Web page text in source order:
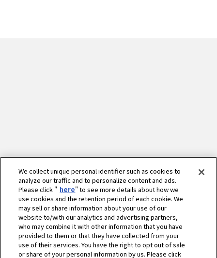
We collect unique personal identifier such as cookies to
analyze our traffic and to personalize content and ads.
Please click " here" to see more details about how we
use cookies and the retention period of each cookie. We
may sell or share information about your use of our
website to/with our analytics and advertising partners,
who may combine it with other information that you have
provided to them or that they have collected from your
use of their services. You have the right to opt out of sale
or share of your personal information by us. Please click